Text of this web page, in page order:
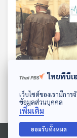
ดาวน์โหลด Thai PBS
EP. 1172: อยากเที่
เที่ยว เตรียมตัวอย่า
พาคนสูงวัยไปเที่ย
โรงหมอ
ไทยพีบีเ
เว็บไซต์ของเรามีกา
ข้อมูลส่วนบุคคล
เพิ่มเติม
ยอมรับทั้งหมด